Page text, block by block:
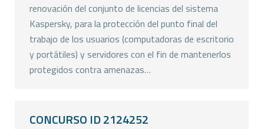
renovación del conjunto de licencias del sistema
Kaspersky, para la protección del punto final del
trabajo de los usuarios (computadoras de escritorio
y portátiles) y servidores con el fin de mantenerlos
protegidos contra amenazas…
CONCURSO ID 2124252